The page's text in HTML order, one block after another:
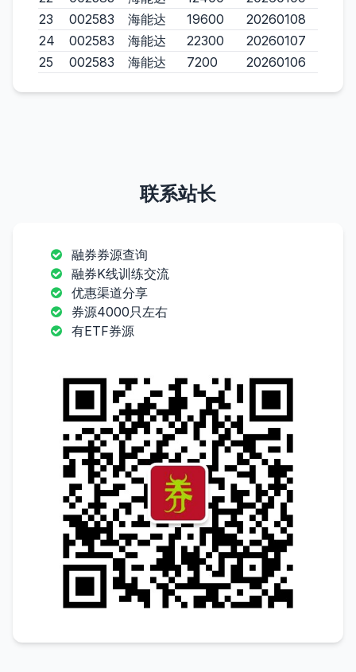
23
002583 海能达 19600
20260108
24
002583 海能达 22300
20260107
25
002583 海能达 7200 20260106
联系站长
融券券源查询
融券K线训练交流
优惠渠道分享
券源4000只左右
有ETF券源